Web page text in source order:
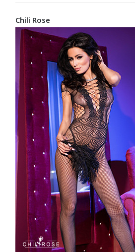
Chili Rose